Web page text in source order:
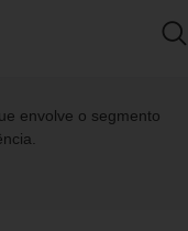
envolve o segmento